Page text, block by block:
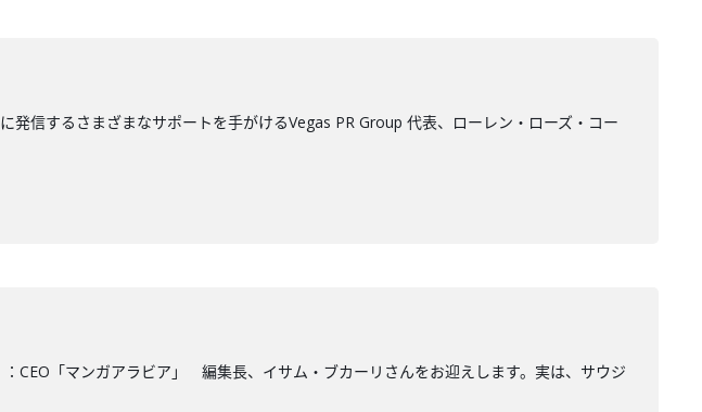
発信するさまざまなサポートを手がけるVegas PR Group 代表、ローレン・ローズ・コー
CEO「マンガアラビア」 編集長、イサム・ブカーリさんをお迎えします。実は、サウジ